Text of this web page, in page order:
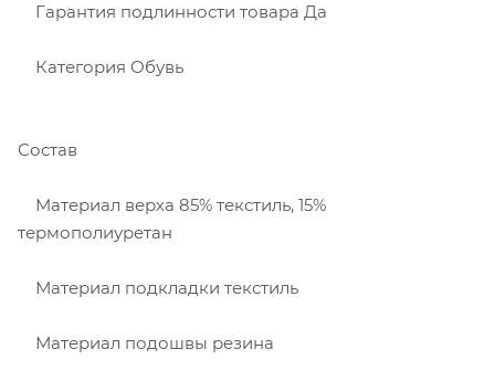
Гарантия подлинности товара Да
Категория Обувь
Состав
Материал верха 85% текстиль, 15%
термополиуретан
Материал подкладки текстиль
Материал подошвы резина